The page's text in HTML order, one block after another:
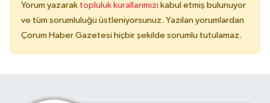
Yorum yazarak topluluk kurallarımızı kabul etmiş bulunuyor
ve tüm sorumluluğu üstleniyorsunuz. Yazılan yorumlardan
Çorum Haber Gazetesi hiçbir şekilde sorumlu tutulamaz.